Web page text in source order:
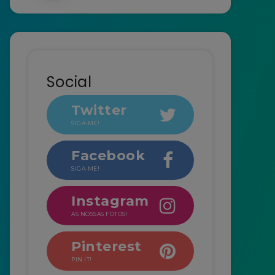
Social
Twitter
SIGA-ME!
Facebook
SIGA-ME!
Instagram
AS NOSSAS FOTOS!
Pinterest
PIN IT!